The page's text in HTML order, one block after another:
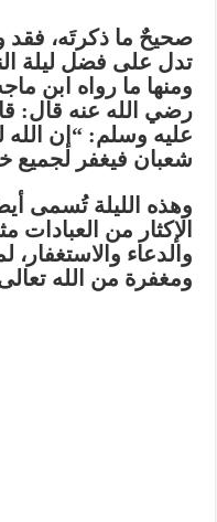
صحيحٌ ما ذكرتَه، فقد
تدل على فضل ليلة
ومنها ما رواه ابن
رضي الله عنه قال:
عليه وسلم:“إن
شعبان فيغفر لجميع
وهذه الليلة تُسمى
الإكثار من العبادات
والدعاء
ومغفرة من الله